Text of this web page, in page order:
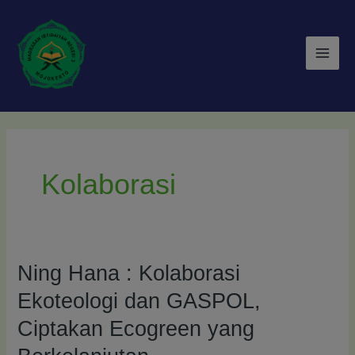
konten
Kolaborasi
Ning Hana : Kolaborasi
Ekoteologi dan GASPOL,
Ciptakan Ecogreen yang
Ning
Hana
:
Kolaborasi